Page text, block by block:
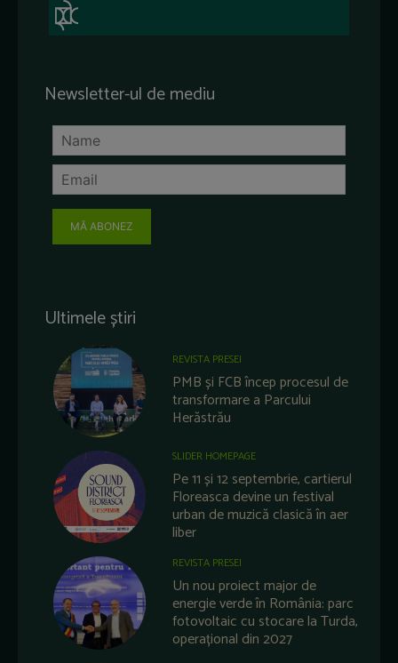
Newsletter-ul de mediu
MĂ ABONEZ
Ultimele știri
REVISTA PRESEI
PMB și FCB încep procesul de
transformare a Parcului
Herăstrău
SLIDER HOMEPAGE
Pe 11 și 12 septembrie, cartierul
Floreasca devine un festival
urban de muzică clasică în aer
liber
REVISTA PRESEI
Un nou proiect major de
energie verde în România: parc
fotovoltaic cu stocare la Turda,
operațional din 2027